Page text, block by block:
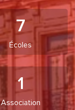
7
Écoles
1
Association